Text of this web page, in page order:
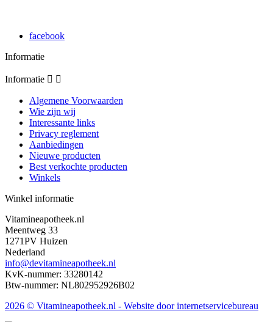
facebook
Informatie
Informatie  
Algemene Voorwaarden
Wie zijn wij
Interessante links
Privacy reglement
Aanbiedingen
Nieuwe producten
Best verkochte producten
Winkels
Winkel informatie
Vitamineapotheek.nl
Meentweg 33
1271PV Huizen
Nederland
info@devitamineapotheek.nl
KvK-nummer: 33280142
Btw-nummer: NL802952926B02
2026 © Vitamineapotheek.nl - Website door internetservicebureau